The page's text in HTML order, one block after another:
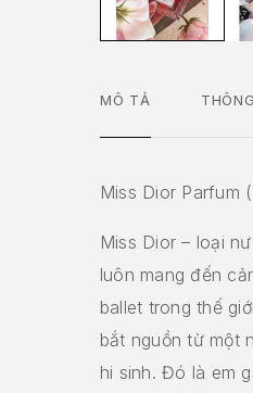
MÔ TẢ
Miss Dior Parfum
Miss Dior – loại
luôn mang đến
ballet trong thế
bắt nguồn từ một
hi sinh. Đó là em